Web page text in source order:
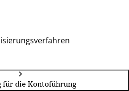
für die Kontoführung